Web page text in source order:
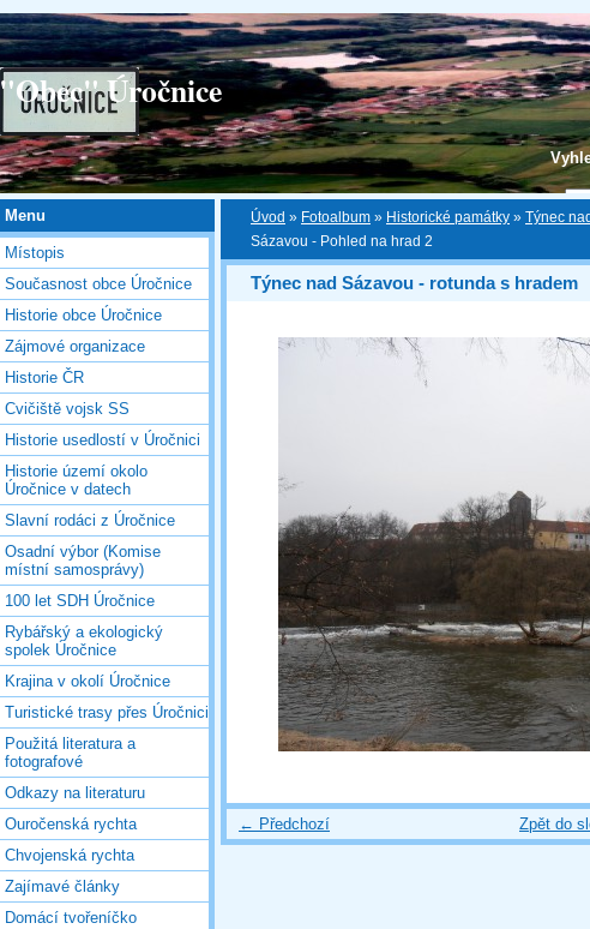
"Obec" Úročnice
Úvod » Fotoalbum » Historické památky » Týnec
Sázavou - Pohled na hrad 2
Týnec nad Sázavou - rotunda s hradem
← Předchozí Zpět do
Menu
Místopis
Současnost obce Úročnice
Historie obce Úročnice
Zájmové organizace
Historie ČR
Cvičiště vojsk SS
Historie usedlostí v Úročnici
Historie území okolo
Úročnice v datech
Slavní rodáci z Úročnice
Osadní výbor (Komise
místní samosprávy)
100 let SDH Úročnice
Rybářský a ekologický
spolek Úročnice
Krajina v okolí Úročnice
Turistické trasy přes Úročnici
Použitá literatura a
fotografové
Odkazy na literaturu
Ouročenská rychta
Chvojenská rychta
Zajímavé články
Domácí tvořeníčko